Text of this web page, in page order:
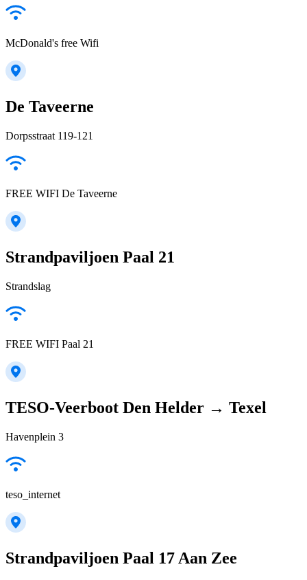
McDonald's free Wifi
De Taveerne
Dorpsstraat 119-121
FREE WIFI De Taveerne
Strandpaviljoen Paal 21
Strandslag
FREE WIFI Paal 21
TESO-Veerboot Den Helder → Texel
Havenplein 3
teso_internet
Strandpaviljoen Paal 17 Aan Zee